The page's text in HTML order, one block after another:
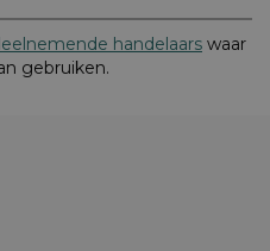
handelaars waar
gebruiken.